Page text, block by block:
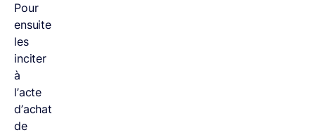
Pour
ensuite
les
inciter
à
l’acte
d’achat
de